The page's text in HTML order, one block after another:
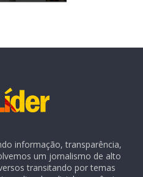
informação, transparência,
um jornalismo de alto
transitando por temas